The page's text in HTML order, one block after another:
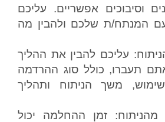
וסיבוכים אפשריים. עליכם
המנתח/ת שלכם ולהבין מה
עליכם להבין את ההליך
תעברו, כולל סוג ההרדמה
משך הניתוח ותהליך
זמן ההחלמה יכול